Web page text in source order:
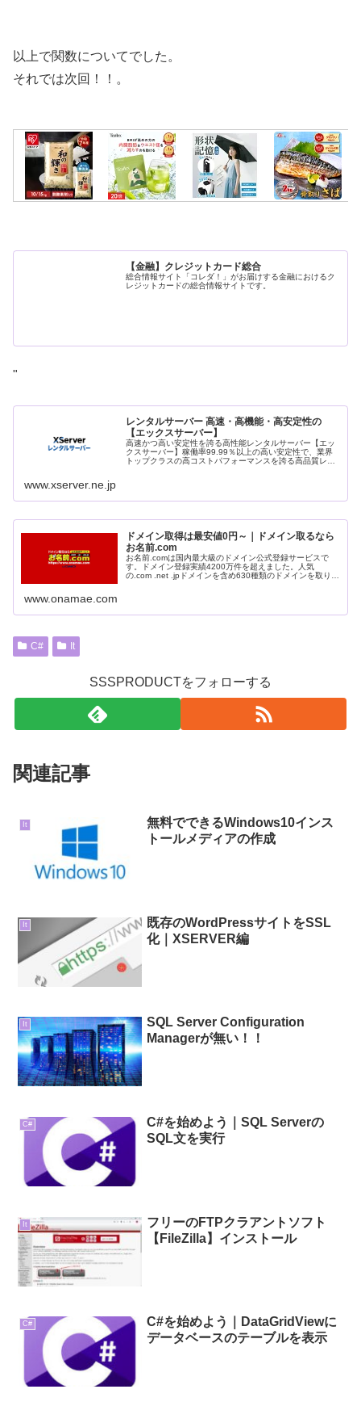
以上で関数についてでした。
それでは次回！！。
【金融】クレジットカード総合
総合情報サイト「コレダ！」がお届けする金融におけるク
レジットカードの総合情報サイトです。
"
レンタルサーバー 高速・高機能・高安定性の
【エックスサーバー】
高速かつ高い安定性を誇る高性能レンタルサーバー【エッ
クスサーバー】稼働率99.99％以上の高い安定性で、業界
トップクラスの高コストパフォーマンスを誇る高品質レン
www.xserver.ne.jp
ドメイン取得は最安値0円～｜ドメイン取るなら
お名前.com
お名前.comは国内最大級のドメイン公式登録サービスで
す。ドメイン登録実績4200万件を超えました。人気
の.com .net .jpドメインを含め630種類のドメインを取り扱
www.onamae.com
C# It
SSSPRODUCTをフォローする
関連記事
It
無料でできるWindows10インス
トールメディアの作成
It
既存のWordPressサイトをSSL
化｜XSERVER編
It
SQL Server Configuration
Managerが無い！！
C#
C#を始めよう｜SQL Serverの
SQL文を実行
It
フリーのFTPクラアントソフト
【FileZilla】インストール
C#
C#を始めよう｜DataGridViewに
データベースのテーブルを表示